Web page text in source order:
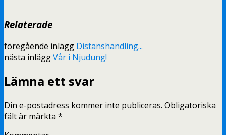
Relaterade
föregående inlägg Distanshandling...
nästa inläggVår i Njudung!
Lämna ett svar
Din e-postadress kommer inte publiceras. Obligatoriska
fält är märkta *